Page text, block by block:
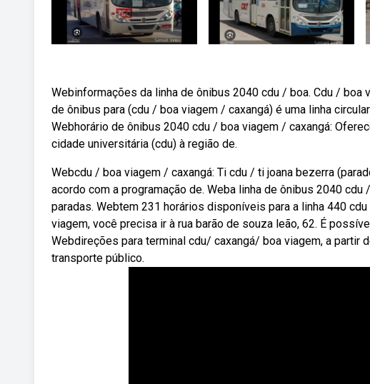
Webinformações da linha de ônibus 2040 cdu / boa. Cdu /
de ônibus para (cdu / boa viagem / caxangá) é uma linha
Webhorário de ônibus 2040 cdu / boa viagem / caxangá:
cidade universitária (cdu) à região de.
Webcdu / boa viagem / caxangá: Ti cdu / ti joana bezerra
acordo com a programação de. Weba linha de ônibus 2040
paradas. Webtem 231 horários disponíveis para a linha 440
viagem, você precisa ir à rua barão de souza leão, 62. É
Webdireções para terminal cdu/ caxangá/ boa viagem, a
transporte público.